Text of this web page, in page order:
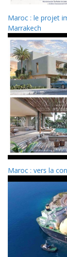
Maroc : le projet
Marrakech
Maroc : vers la